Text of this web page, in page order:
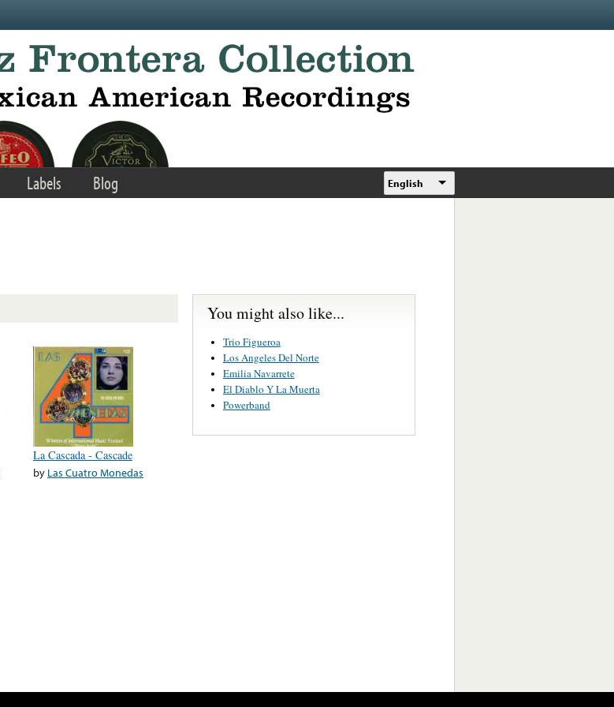
Labels Blog English
La Cascada - Cascade
by Las Cuatro Monedas
You might also like...
Trio Figueroa
Los Angeles Del Norte
Emilia Navarrete
El Diablo Y La Muerta
Powerband